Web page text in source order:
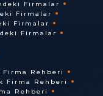
Firmalar
Firmalar
Firmalar
Firmalar
Firma Rehberi
Firma Rehberi
Rehberi